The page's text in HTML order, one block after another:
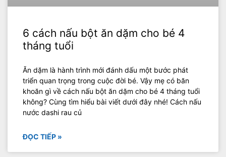
6 cách nấu bột ăn dặm cho bé 4
tháng tuổi
Ăn dặm là hành trình mới đánh dấu một bước phát
triển quan trọng trong cuộc đời bé. Vậy mẹ có băn
khoăn gì về cách nấu bột ăn dặm cho bé 4 tháng tuổi
không? Cùng tìm hiểu bài viết dưới đây nhé! Cách nấu
nước dashi rau củ
ĐỌC TIẾP »